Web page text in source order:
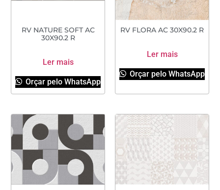
RV NATURE SOFT AC
30X90.2 R
Ler mais
Orçar pelo WhatsApp
RV FLORA AC 30X90.2 R
Ler mais
Orçar pelo WhatsApp